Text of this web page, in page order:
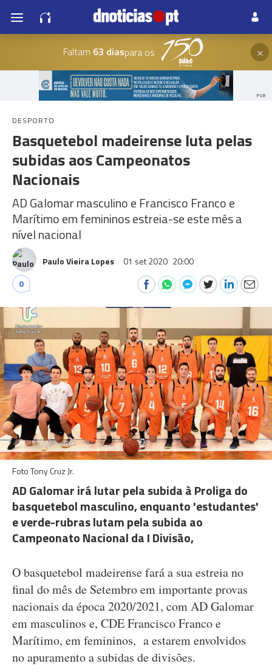
Faltam 63 diaspara os ×
PUB
DESPORTO
Basquetebol madeirense luta pelas
subidas aos Campeonatos
Nacionais
AD Galomar masculino e Francisco Franco e
Marítimo em femininos estreia-se este mês a
nível nacional
Paulo Vieira Lopes 01 set 2020 20:00
0
Foto Tony Cruz Jr.
AD Galomar irá lutar pela subida à Proliga do
basquetebol masculino, enquanto 'estudantes'
e verde-rubras lutam pela subida ao
Campeonato Nacional da I Divisão,
O basquetebol madeirense fará a sua estreia no
final do mês de Setembro em importante provas
nacionais da época 2020/2021, com AD Galomar
em masculinos e, CDE Francisco Franco e
Marítimo, em femininos, a estarem envolvidos
no apuramento a subidas de divisões.